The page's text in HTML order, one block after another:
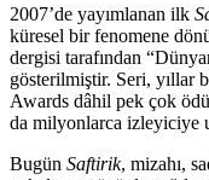
2007’de yayımlanan ilk
küresel bir fenomene
dergisi tarafından
gösterilmiştir. Seri, yıllar
Awards dâhil pek çok
da milyonlarca izleyiciye
Bugün Saftirik, mizahı,